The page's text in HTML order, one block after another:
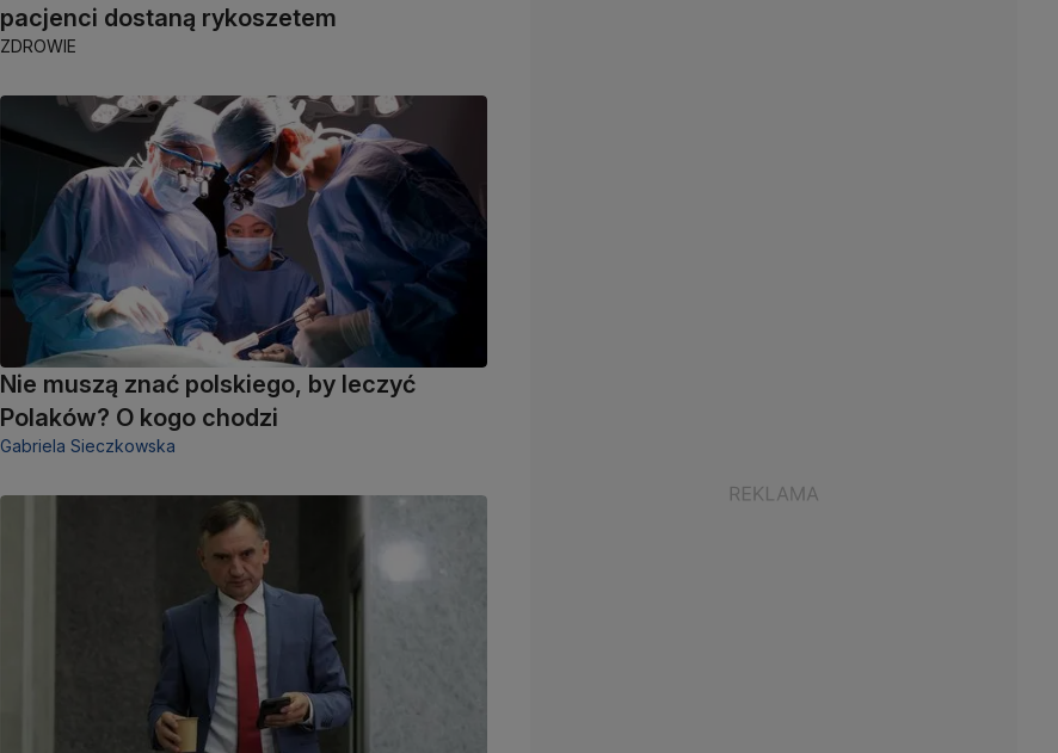
pacjenci dostaną rykoszetem
ZDROWIE
Nie muszą znać polskiego, by leczyć
Polaków? O kogo chodzi
Gabriela Sieczkowska